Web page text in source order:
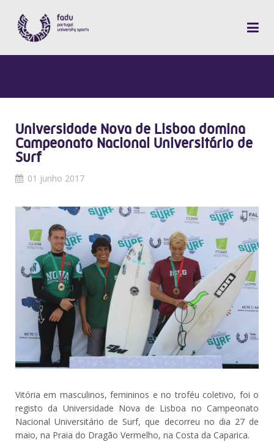
Universidade Nova de Lisboa domina
Campeonato Nacional Universitário de
Surf
01 junho 2017
Vitória em masculinos, femininos e no troféu coletivo, foi o
registo da Universidade Nova de Lisboa no Campeonato
Nacional Universitário de Surf, que decorreu no dia 27 de
maio, na Praia do Dragão Vermelho, na Costa da Caparica.